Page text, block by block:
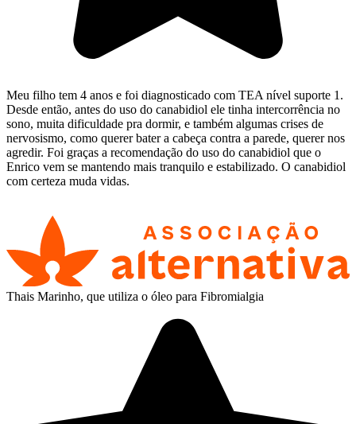
Meu filho tem 4 anos e foi diagnosticado com TEA nível suporte 1.
Desde então, antes do uso do canabidiol ele tinha intercorrência no
sono, muita dificuldade pra dormir, e também algumas crises de
nervosismo, como querer bater a cabeça contra a parede, querer nos
agredir. Foi graças a recomendação do uso do canabidiol que o
Enrico vem se mantendo mais tranquilo e estabilizado. O canabidiol
com certeza muda vidas.
Thais Marinho, que utiliza o óleo para Fibromialgia